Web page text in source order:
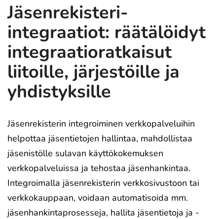
Jäsenrekisteri-
integraatiot: räätälöidyt
integraatioratkaisut
liitoille, järjestöille ja
yhdistyksille
Jäsenrekisterin integroiminen verkkopalveluihin
helpottaa jäsentietojen hallintaa, mahdollistaa
jäsenistölle sulavan käyttökokemuksen
verkkopalveluissa ja tehostaa jäsenhankintaa.
Integroimalla jäsenrekisterin verkkosivustoon tai
verkkokauppaan, voidaan automatisoida mm.
jäsenhankintaprosesseja, hallita jäsentietoja ja -